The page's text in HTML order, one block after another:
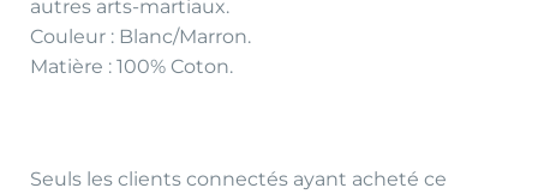
autres arts-martiaux.
Couleur : Blanc/Marron.
Matière : 100% Coton.
Seuls les clients connectés ayant acheté ce